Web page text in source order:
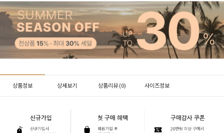
상품정보 상세보기 상품리뷰 (0) 사이즈정보